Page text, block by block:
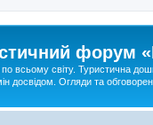
форум
всьому світу. Туристична
досвідом. Огляди та